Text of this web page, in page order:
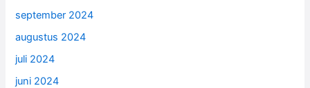
september 2024
augustus 2024
juli 2024
juni 2024